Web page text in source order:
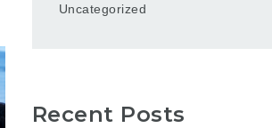
Uncategorized
Recent Posts